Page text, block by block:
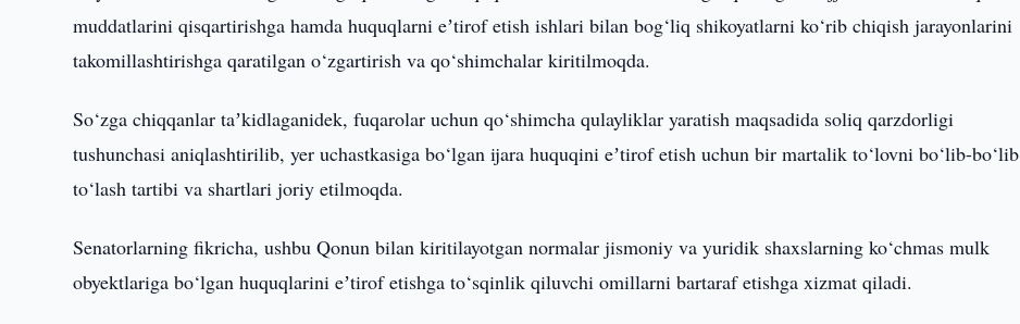
muddatlarini qisqartirishga hamda huquqlarni eʼtirof etish ishlari bilan bog‘liq shikoyatlarni ko‘rib chiqish jarayonlarini
takomillashtirishga qaratilgan o‘zgartirish va qo‘shimchalar kiritilmoqda.
So‘zga chiqqanlar taʼkidlaganidek, fuqarolar uchun qo‘shimcha qulayliklar yaratish maqsadida soliq qarzdorligi
tushunchasi aniqlashtirilib, yer uchastkasiga bo‘lgan ijara huquqini eʼtirof etish uchun bir martalik to‘lovni bo‘lib-bo‘lib
to‘lash tartibi va shartlari joriy etilmoqda.
Senatorlarning fikricha, ushbu Qonun bilan kiritilayotgan normalar jismoniy va yuridik shaxslarning ko‘chmas mulk
obyektlariga bo‘lgan huquqlarini eʼtirof etishga to‘sqinlik qiluvchi omillarni bartaraf etishga xizmat qiladi.